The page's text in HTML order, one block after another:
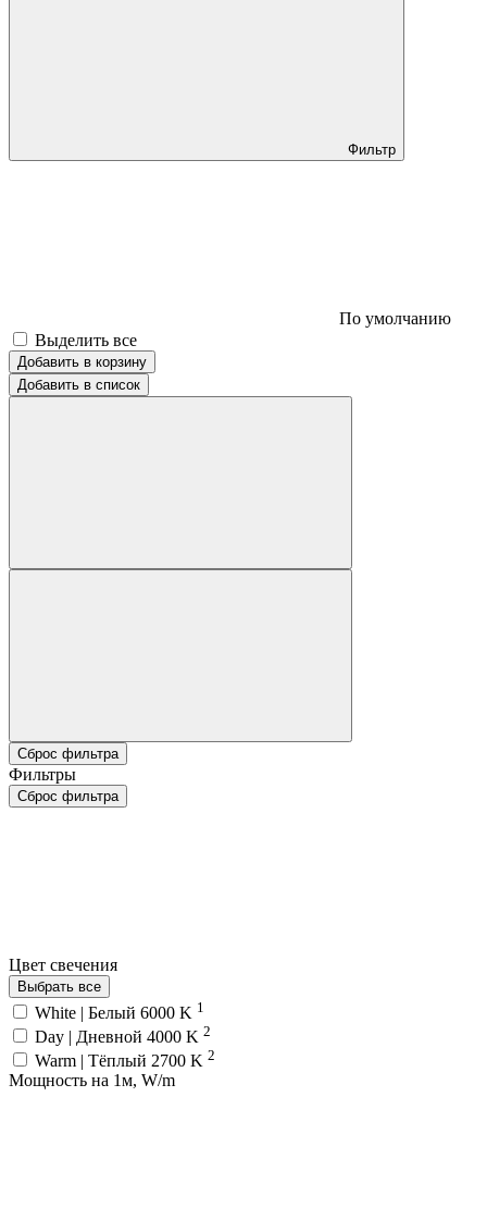
Фильтр
По умолчанию
Выделить все
Добавить в корзину
Добавить в список
Сброс фильтра
Фильтры
Сброс фильтра
Цвет свечения
Выбрать все
White | Белый 6000 K 1
Day | Дневной 4000 K 2
Warm | Тёплый 2700 K 2
Мощность на 1м, W/m